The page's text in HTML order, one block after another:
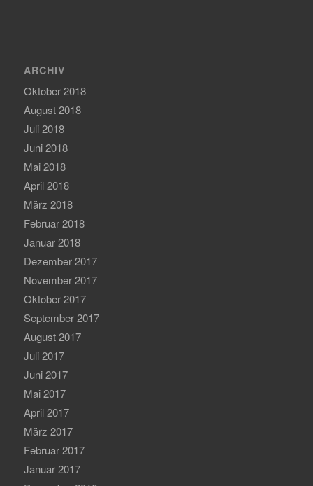
ARCHIV
Oktober 2018
August 2018
Juli 2018
Juni 2018
Mai 2018
April 2018
März 2018
Februar 2018
Januar 2018
Dezember 2017
November 2017
Oktober 2017
September 2017
August 2017
Juli 2017
Juni 2017
Mai 2017
April 2017
März 2017
Februar 2017
Januar 2017